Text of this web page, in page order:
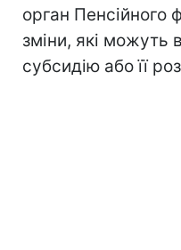
орган Пенсійного
зміни, які можуть
субсидію або її